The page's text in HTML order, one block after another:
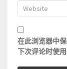
在此浏览器中
下次评论时使用